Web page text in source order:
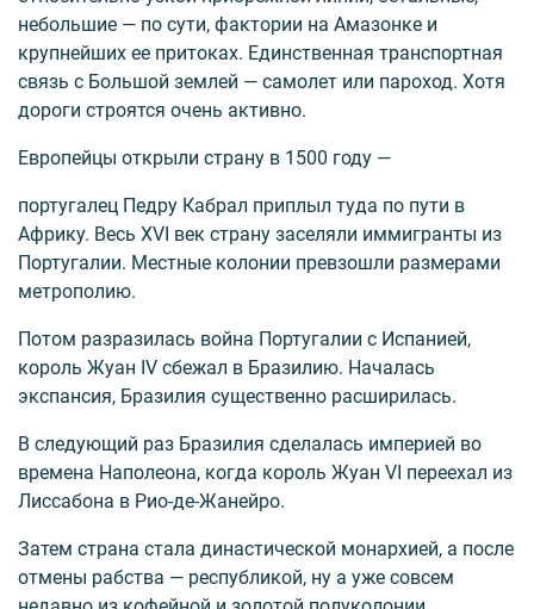
небольшие — по сути, фактории на Амазонке и
крупнейших ее притоках. Единственная транспортная
связь с Большой землей — самолет или пароход. Хотя
дороги строятся очень активно.
Европейцы открыли страну в 1500 году —
португалец Педру Кабрал приплыл туда по пути в
Африку. Весь XVI век страну заселяли иммигранты из
Португалии. Местные колонии превзошли размерами
метрополию.
Потом разразилась война Португалии с Испанией,
король Жуан IV сбежал в Бразилию. Началась
экспансия, Бразилия существенно расширилась.
В следующий раз Бразилия сделалась империей во
времена Наполеона, когда король Жуан VI переехал из
Лиссабона в Рио-де-Жанейро.
Затем страна стала династической монархией, а после
отмены рабства — республикой, ну а уже совсем